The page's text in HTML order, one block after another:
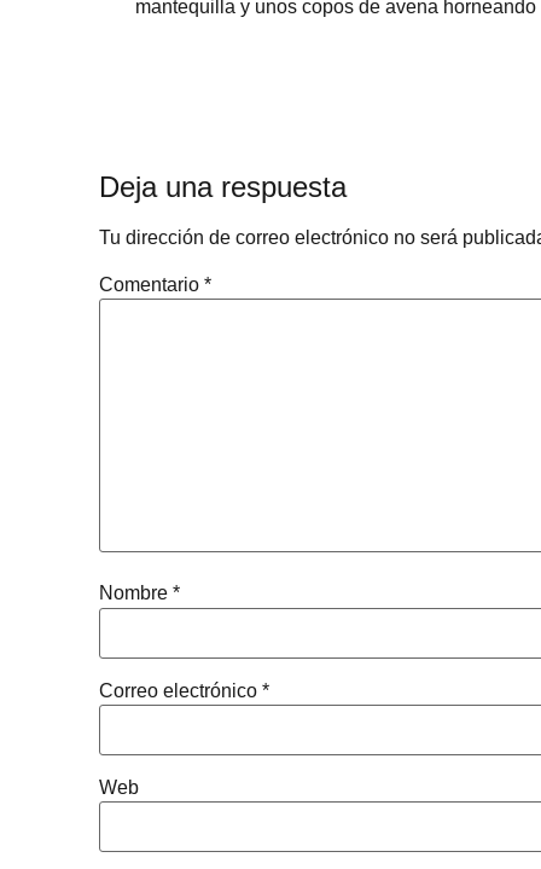
mantequilla y unos copos de avena
Deja una respuesta
Tu dirección de correo electrónico no será
Comentario *
Nombre *
Correo electrónico *
Web